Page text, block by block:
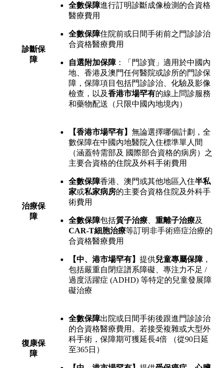
診斷保
障
全數保障進行訂明診斷成像檢測的合資格
醫療費用
全數保障住院前或日間手術前之門診診治
合資格醫療費用
自選附加保障：「門診寶」適用於中國內
地、香港及澳門任何醫院或診所的門診保
障，保障項目包括門診診治、化驗及影像
檢查，以及香港市場罕有的線上問診服務
和藥物配送（只限中國內地境內）
治療保
障
【香港市場罕有】 無論選擇哪個計劃，全
數保障在中國內地醫院入住標準單人間
（涵蓋特需部及 國際部合資格的病房）之
主要合資格的住院及外科手術費用
全數保障香港、澳門或其他地區入住半私
家或私家病房的主要合資格住院及外科手
術費用
全數保障包括質子治療 重離子治療及
CAR-T細胞治療等訂明非手術癌症治療的
合資格醫療費用
【中、港市場罕有】 提供兒童專屬保障，
包括嚴重自閉症譜系障礙、專注力不足 /
過度活躍症 (ADHD) 等特定的兒童發展障
礙治療
復康保
障
全數保障出院或日間手術後跟進門診診治
的合資格醫療費用。若接受複雜或大型外
科手術，保障期可獲延長4倍 （從90日延
至365日）